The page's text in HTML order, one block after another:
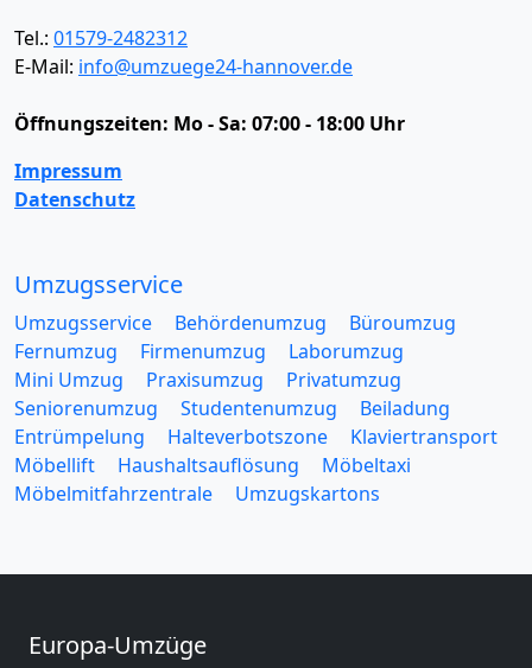
Tel.: 01579-2482312
E-Mail: info@umzuege24-hannover.de
Öffnungszeiten: Mo - Sa: 07:00 - 18:00 Uhr
Impressum
Datenschutz
Umzugsservice
Umzugsservice Behördenumzug
Büroumzug
Fernumzug
Firmenumzug
Laborumzug
Mini Umzug
Praxisumzug
Privatumzug
Seniorenumzug
Studentenumzug
Beiladung
Entrümpelung
Halteverbotszone
Klaviertransport
Möbellift
Haushaltsauflösung
Möbeltaxi
Möbelmitfahrzentrale
Umzugskartons
Europa-Umzüge